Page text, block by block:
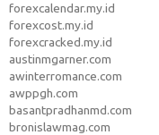
forexcalendar.my.id
forexcost.my.id
forexcracked.my.id
austinmgarner.com
awinterromance.com
awppgh.com
basantpradhanmd.com
bronislawmag.com